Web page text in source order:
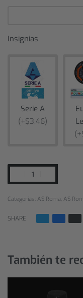
Insignias
Serie A
(+$3,46)
Categorías: AS Roma AS
SHARE
También te